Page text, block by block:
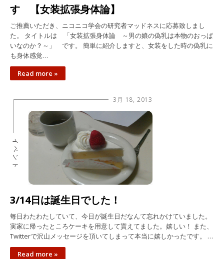
す 【女装拡張身体論】
ご推薦いただき、ニコニコ学会の研究者マッドネスに応募致しまし
た。 タイトルは 「女装拡張身体論 ～男の娘の偽乳は本物のおっぱ
いなのか？～」 です。 簡単に紹介しますと、女装をした時の偽乳に
も身体感覚…
Read more »
3月 18, 2013
イベント
3/14日は誕生日でした！
毎日わたわたしていて、今日が誕生日だなんて忘れかけていました。
実家に帰ったところケーキを用意して貰えてました。嬉しい！ また、
Twitterで沢山メッセージを頂いてしまって本当に嬉しかったです。 …
Read more »